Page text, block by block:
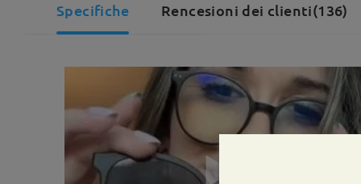
Specifiche Rencesioni dei clienti(136)